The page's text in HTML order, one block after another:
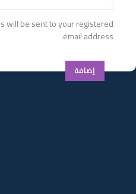
will be sent to your registered
email address.